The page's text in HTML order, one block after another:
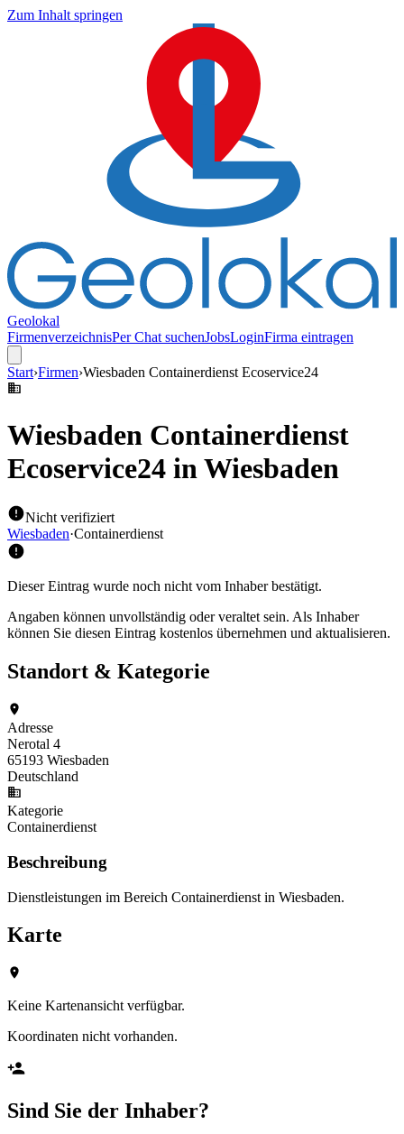
Zum Inhalt springen
Geolokal
FirmenverzeichnisPer Chat suchenJobsLoginFirma eintragen
Start›Firmen›Wiesbaden Containerdienst Ecoservice24
Wiesbaden Containerdienst
Ecoservice24 in Wiesbaden
Nicht verifiziert
Wiesbaden·Containerdienst
Dieser Eintrag wurde noch nicht vom Inhaber bestätigt.
Angaben können unvollständig oder veraltet sein. Als Inhaber
können Sie diesen Eintrag kostenlos übernehmen und aktualisieren.
Standort & Kategorie
Adresse
Nerotal 4
65193 Wiesbaden
Deutschland
Kategorie
Containerdienst
Beschreibung
Dienstleistungen im Bereich Containerdienst in Wiesbaden.
Karte
Keine Kartenansicht verfügbar.
Koordinaten nicht vorhanden.
Sind Sie der Inhaber?